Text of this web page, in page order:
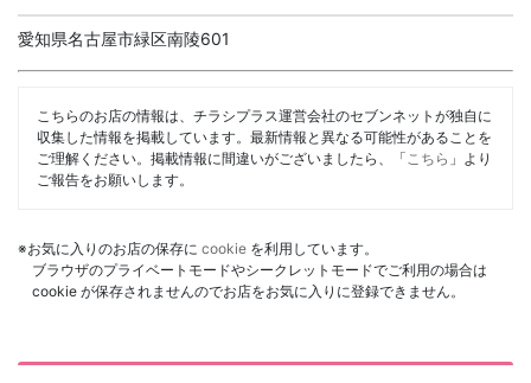
愛知県名古屋市緑区南陵601
こちらのお店の情報は、チラシプラス運営会社のセブンネットが独自に
収集した情報を掲載しています。最新情報と異なる可能性があることを
ご理解ください。掲載情報に間違いがございましたら、「 こちら 」より
ご報告をお願いします。
※お気に入りのお店の保存に cookie を利用しています。
ブラウザのプライベートモードやシークレットモードでご利用の場合は
cookie が保存されませんのでお店をお気に入りに登録できません。